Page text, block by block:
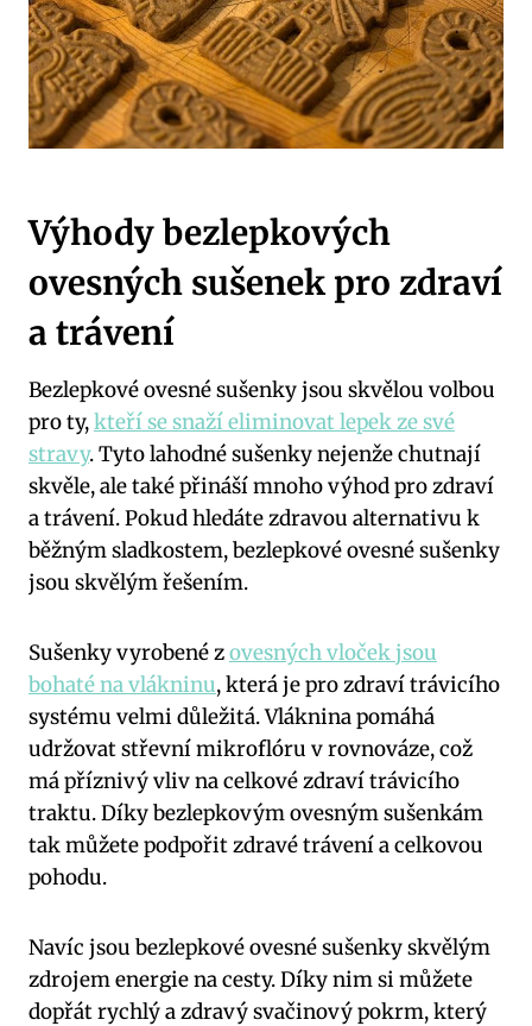
Výhody bezlepkových
ovesných sušenek pro zdraví
a trávení
Bezlepkové ovesné sušenky jsou skvělou volbou
pro ty,kteří se snaží eliminovat lepek ze své
stravy. Tyto lahodné sušenky nejenže chutnají
skvěle, ale také přináší mnoho výhod pro zdraví
a trávení. Pokud hledáte zdravou alternativu k
běžným sladkostem, bezlepkové ovesné sušenky
jsou skvělým řešením.
Sušenky vyrobené zovesných vloček jsou
bohaté na vlákninu, která je pro zdraví trávicího
systému velmi důležitá. Vláknina pomáhá
udržovat střevní mikroflóru v rovnováze, což
má příznivý vliv na celkové zdraví trávicího
traktu. Díky bezlepkovým ovesným sušenkám
tak můžete podpořit zdravé trávení a celkovou
pohodu.
Navíc jsou bezlepkové ovesné sušenky skvělým
zdrojem energie na cesty. Díky nim si můžete
dopřát rychlý a zdravý svačinový pokrm, který